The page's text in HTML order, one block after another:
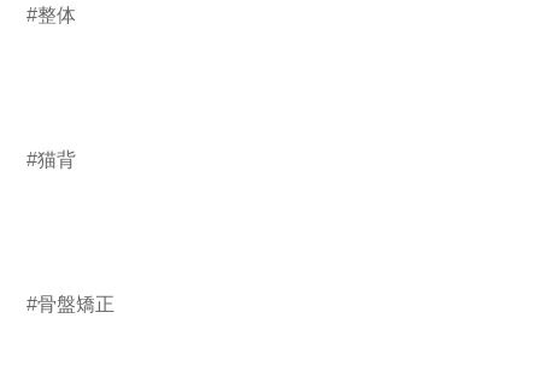
#整体
#猫背
#骨盤矯正